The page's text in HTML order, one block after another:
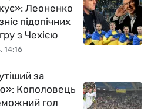
14:16
Леоненко
підопічних
з Чехією
за
Кополовець
гол